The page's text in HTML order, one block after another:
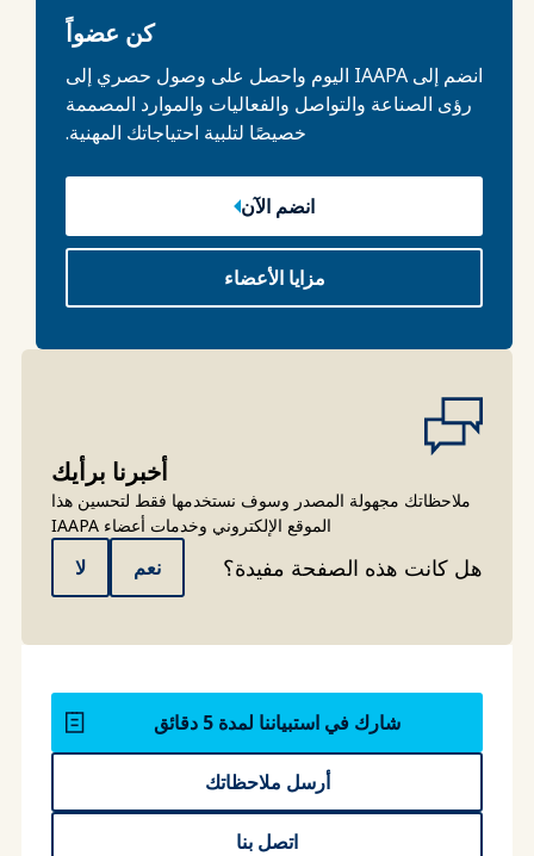
كن عضواً
انضم إلى IAAPA اليوم واحصل على وصول حصري إلى
رؤى الصناعة والتواصل والفعاليات والموارد المصممة
خصيصًا لتلبية احتياجاتك المهنية.
انضم الآن
مزايا الأعضاء
أخبرنا برأيك
ملاحظاتك مجهولة المصدر وسوف نستخدمها فقط لتحسين هذا
الموقع الإلكتروني وخدمات أعضاء IAAPA
هل كانت هذه الصفحة مفيدة؟ نعم لا
شارك في استبياننا لمدة 5 دقائق
أرسل ملاحظاتك
اتصل بنا